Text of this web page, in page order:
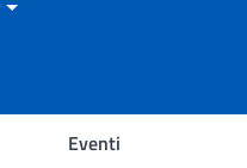
Eventi